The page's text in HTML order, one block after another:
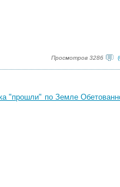
Просмотров 3286
"прошли" по Земле